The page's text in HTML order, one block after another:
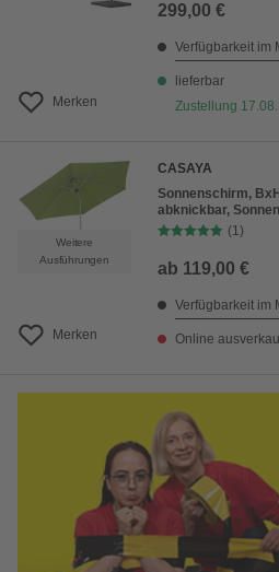
Merken
299,00 €
Verfügbarkeit im
lieferbar
Zustellung
Weitere
Ausführungen
Merken
CASAYA
Sonnenschirm,
abknickbar,
(1)
ab 119,00 €
Verfügbarkeit im
Online